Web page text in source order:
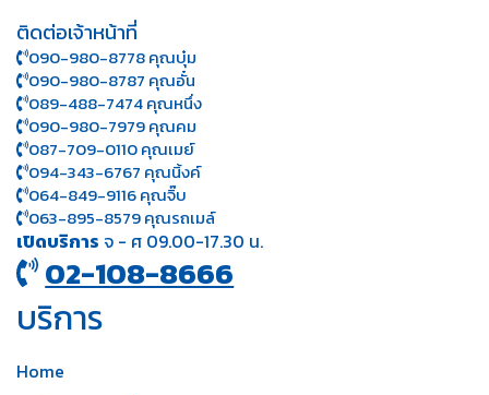
ติดต่อเจ้าหน้าที่
090-980-8778 คุณบุ๋ม
090-980-8787 คุณอั๋น
089-488-7474 คุณหนึ่ง
090-980-7979 คุณคม
087-709-0110 คุณเมย์
094-343-6767 คุณนิ้งค์
064-849-9116 คุณจิ๊บ
063-895-8 579คุณรถเมล์
เปิดบริการ จ - ศ 09.00-17.30 น.
02-108-8666
บริการ
Home